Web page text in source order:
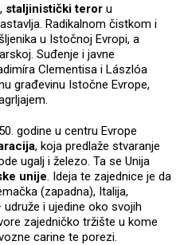
staljinistički teror u
Radikalnom čistkom i
u Istočnoj Evropi, a
Suđenje i javne
Clementisa i Lászlóa
građevinu Istočne Evrope,
godine u centru Evrope
, koja predlaže stvaranje
ugalj i železo. Ta se Unija
unije. Ideja te zajednice je da
(zapadna), Italija,
i ujedine oko svojih
zajedničko tržište u kome
carine te porezi.